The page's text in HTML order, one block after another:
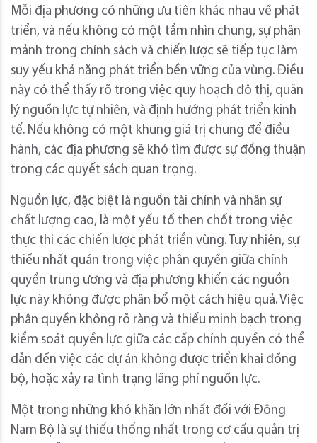
Mỗi địa phương có những ưu tiên khác nhau về phát
triển, và nếu không có một tầm nhìn chung, sự phân
mảnh trong chính sách và chiến lược sẽ tiếp tục làm
suy yếu khả năng phát triển bền vững của vùng. Điều
này có thể thấy rõ trong việc quy hoạch đô thị, quản
lý nguồn lực tự nhiên, và định hướng phát triển kinh
tế. Nếu không có một khung giá trị chung để điều
hành, các địa phương sẽ khó tìm được sự đồng thuận
trong các quyết sách quan trọng.
Nguồn lực, đặc biệt là nguồn tài chính và nhân sự
chất lượng cao, là một yếu tố then chốt trong việc
thực thi các chiến lược phát triển vùng. Tuy nhiên, sự
thiếu nhất quán trong việc phân quyền giữa chính
quyền trung ương và địa phương khiến các nguồn
lực này không được phân bổ một cách hiệu quả. Việc
phân quyền không rõ ràng và thiếu minh bạch trong
kiểm soát quyền lực giữa các cấp chính quyền có thể
dẫn đến việc các dự án không được triển khai đồng
bộ, hoặc xảy ra tình trạng lãng phí nguồn lực.
Một trong những khó khăn lớn nhất đối với Đông
Nam Bộ là sự thiếu thống nhất trong cơ cấu quản trị